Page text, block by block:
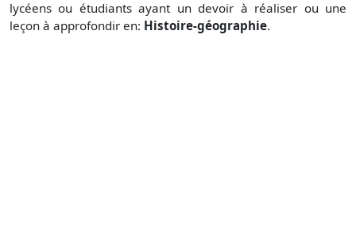
lycéens ou étudiants ayant un devoir à réaliser ou une
leçon à approfondir en: Histoire-géographie.